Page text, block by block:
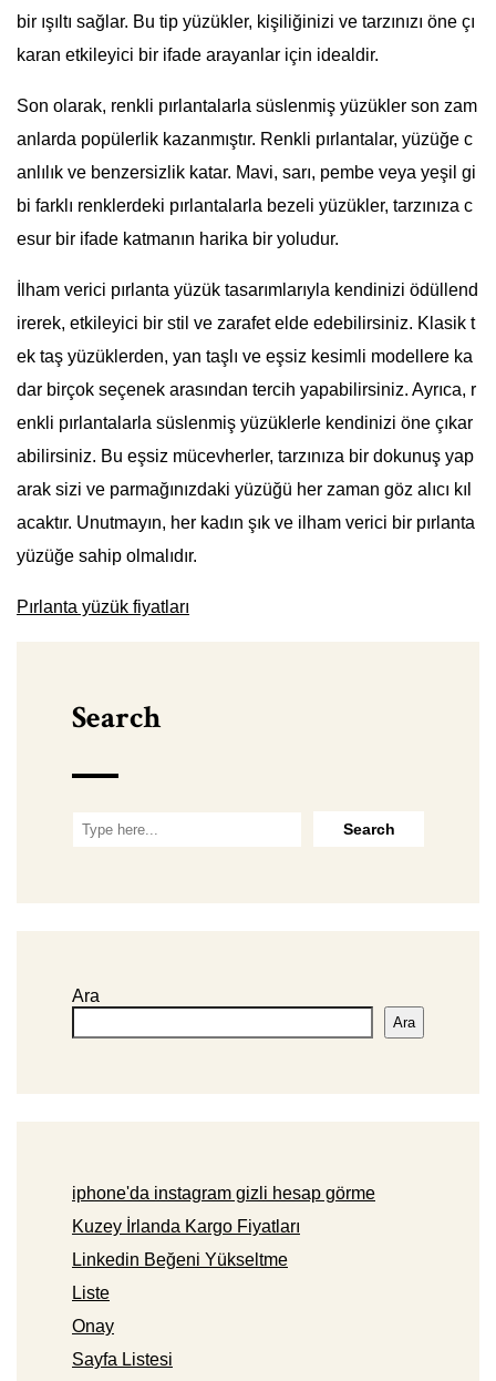
bir ışıltı sağlar. Bu tip yüzükler, kişiliğinizi ve tarzınızı öne çı
karan etkileyici bir ifade arayanlar için idealdir.
Son olarak, renkli pırlantalarla süslenmiş yüzükler son zam
anlarda popülerlik kazanmıştır. Renkli pırlantalar, yüzüğe c
anlılık ve benzersizlik katar. Mavi, sarı, pembe veya yeşil gi
bi farklı renklerdeki pırlantalarla bezeli yüzükler, tarzınıza c
esur bir ifade katmanın harika bir yoludur.
İlham verici pırlanta yüzük tasarımlarıyla kendinizi ödüllend
irerek, etkileyici bir stil ve zarafet elde edebilirsiniz. Klasik t
ek taş yüzüklerden, yan taşlı ve eşsiz kesimli modellere ka
dar birçok seçenek arasından tercih yapabilirsiniz. Ayrıca, r
enkli pırlantalarla süslenmiş yüzüklerle kendinizi öne çıkar
abilirsiniz. Bu eşsiz mücevherler, tarzınıza bir dokunuş yap
arak sizi ve parmağınızdaki yüzüğü her zaman göz alıcı kıl
acaktır. Unutmayın, her kadın şık ve ilham verici bir pırlanta
yüzüğe sahip olmalıdır.
Pırlanta yüzük fiyatları
Search
Ara
Ara
iphone'da instagram gizli hesap görme
Kuzey İrlanda Kargo Fiyatları
Linkedin Beğeni Yükseltme
Liste
Onay
Sayfa Listesi